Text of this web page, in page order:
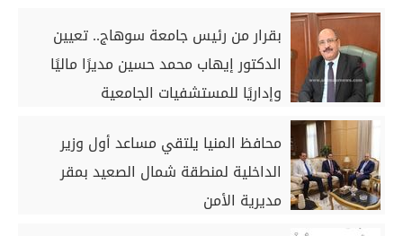
بقرار من رئيس جامعة سوهاج.. تعيين
الدكتور إيهاب محمد حسين مديرًا ماليًا
وإداريًا للمستشفيات الجامعية
محافظ المنيا يلتقي مساعد أول وزير
الداخلية لمنطقة شمال الصعيد بمقر
مديرية الأمن